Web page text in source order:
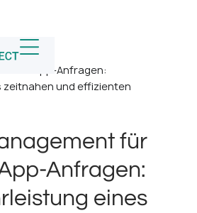
/
WhatsApp-Anfragen:
zeitnahen und effizienten
für
Anfragen:
eines